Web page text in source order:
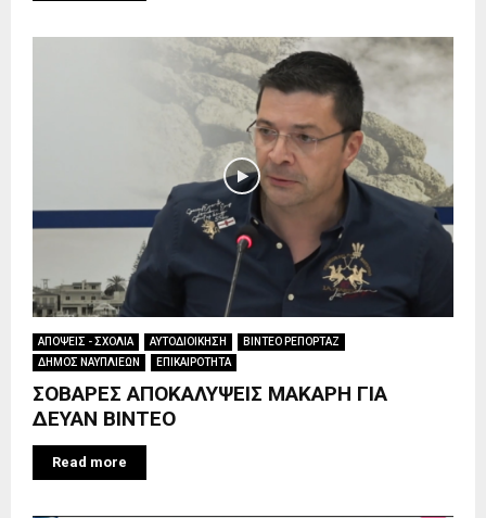
ΑΠΟΨΕΙΣ - ΣΧΟΛΙΑ ΑΥΤΟΔΙΟΙΚΗΣΗ
ΒΙΝΤΕΟ ΡΕΠΟΡΤΑΖ
ΔΗΜΟΣ ΝΑΥΠΛΙΕΩΝ
ΕΠΙΚΑΙΡΟΤΗΤΑ
ΣΟΒΑΡΕΣ ΑΠΟΚΑΛΥΨΕΙΣ ΜΑΚΑΡΗ ΓΙΑ
ΔΕΥΑΝ ΒΙΝΤΕΟ
Read more